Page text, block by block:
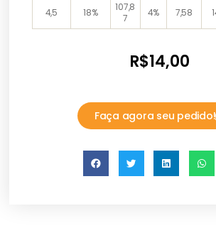
4,5 18%
107,8
7
4% 7,58
R$14,00
Faça agora seu pedido!